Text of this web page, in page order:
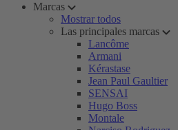
Marcas
Mostrar todos
Las principales marcas
Lancôme
Armani
Kérastase
Jean Paul Gaultier
SENSAI
Hugo Boss
Montale